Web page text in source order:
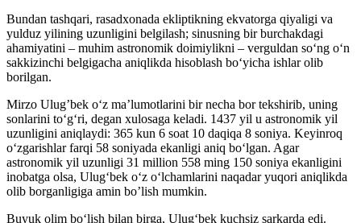
Bundan tashqari, rasadxonada ekliptikning ekvatorga qiyaligi va
yulduz yilining uzunligini belgilash; sinusning bir burchakdagi
ahamiyatini – muhim astronomik doimiylikni – verguldan so‘ng o‘n
sakkizinchi belgigacha aniqlikda hisoblash bo‘yicha ishlar olib
borilgan.
Mirzo Ulug’bek o‘z ma’lumotlarini bir necha bor tekshirib, uning
sonlarini to‘g‘ri, degan xulosaga keladi. 1437 yil u astronomik yil
uzunligini aniqlaydi: 365 kun 6 soat 10 daqiqa 8 soniya. Keyinroq
o‘zgarishlar farqi 58 soniyada ekanligi aniq bo‘lgan. Agar
astronomik yil uzunligi 31 million 558 ming 150 soniya ekanligini
inobatga olsa, Ulug‘bek o‘z o‘lchamlarini naqadar yuqori aniqlikda
olib borganligiga amin bo’lish mumkin.
Buyuk olim bo‘lish bilan birga, Ulug‘bek kuchsiz sarkarda edi.